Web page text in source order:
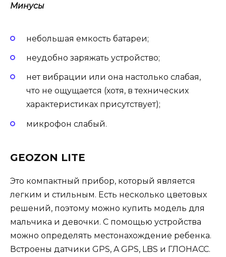
Минусы
небольшая емкость батареи;
неудобно заряжать устройство;
нет вибрации или она настолько слабая,
что не ощущается (хотя, в технических
характеристиках присутствует);
микрофон слабый.
GEOZON LITE
Это компактный прибор, который является
легким и стильным. Есть несколько цветовых
решений, поэтому можно купить модель для
мальчика и девочки. С помощью устройства
можно определять местонахождение ребенка.
Встроены датчики GPS, A GPS, LBS и ГЛОНАСС.